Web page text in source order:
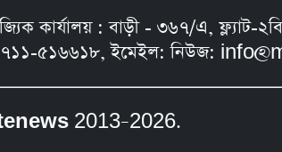
কার্যালয় : বাড়ী - ৩৬৭/এ,
৫১৬৬১৮, ইমেইল: নিউজ:
2013–2026.